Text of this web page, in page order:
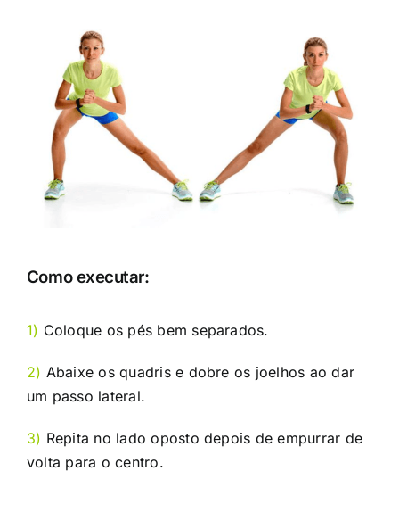
Como executar:
1) Coloque os pés bem separados.
2) Abaixe os quadris e dobre os joelhos ao dar
um passo lateral.
3) Repita no lado oposto depois de empurrar de
volta para o centro.